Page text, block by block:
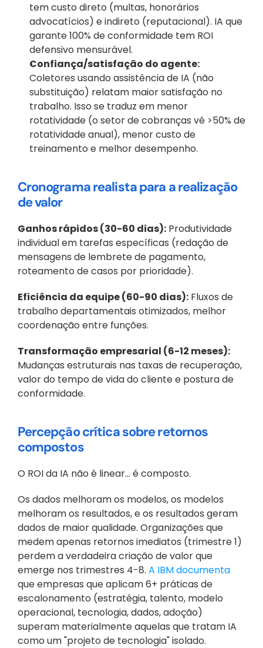
tem custo direto (multas, honorários
advocatícios) e indireto (reputacional). IA que
garante 100% de conformidade tem ROI
defensivo mensurável.
Confiança/satisfação do agente:
Coletores usando assistência de IA (não
substituição) relatam maior satisfação no
trabalho. Isso se traduz em menor
rotatividade (o setor de cobranças vê >50% de
rotatividade anual), menor custo de
treinamento e melhor desempenho.
Cronograma realista para a realização
de valor
Ganhos rápidos (30-60 dias): Produtividade
individual em tarefas específicas (redação de
mensagens de lembrete de pagamento,
roteamento de casos por prioridade).
Eficiência da equipe (60-90 dias): Fluxos de
trabalho departamentais otimizados, melhor
coordenação entre funções.
Transformação empresarial (6-12 meses):
Mudanças estruturais nas taxas de recuperação,
valor do tempo de vida do cliente e postura de
conformidade.
Percepção crítica sobre retornos
compostos
O ROI da IA não é linear... é composto.
Os dados melhoram os modelos, os modelos
melhoram os resultados, e os resultados geram
dados de maior qualidade. Organizações que
medem apenas retornos imediatos (trimestre 1)
perdem a verdadeira criação de valor que
emerge nos trimestres 4-8. A IBM documenta
que empresas que aplicam 6+ práticas de
escalonamento (estratégia, talento, modelo
operacional, tecnologia, dados, adoção)
superam materialmente aquelas que tratam IA
como um "projeto de tecnologia" isolado.